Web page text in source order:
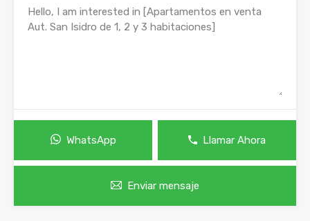
WhatsApp Llamar Ahora
Enviar mensaje